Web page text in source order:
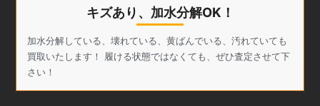
キズあり、加水分解OK！
加水分解している、壊れている、黄ばんでいる、汚れていても
買取いたします！ 履ける状態ではなくても、ぜひ査定させて下
さい！